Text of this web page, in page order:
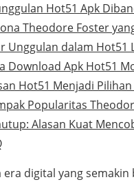
Hot51 Apk
Theodore Foster
Unggulan dalam Hot51
Download Apk Hot51
Hot51 Menjadi
Popularitas
Alasan Kuat
era digital yang